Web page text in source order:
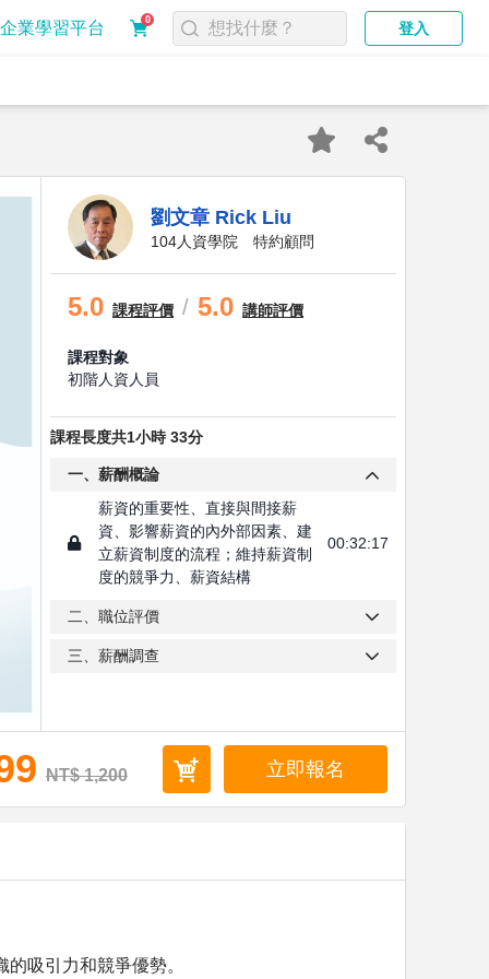
企業學習平台 0
登入
劉文章 Rick Liu
104人資學院 特約顧問
5.0 課程評價 / 5.0 講師評價
課程對象
初階人資人員
課程長度共1小時 33分
一、薪酬概論
薪資的重要性、直接與間接薪
資、影響薪資的內外部因素、建
立薪資制度的流程；維持薪資制
度的競爭力、薪資結構
00:32:17
二、職位評價
三、薪酬調查
NT$ 1,200 立即報名
吸引力和競爭優勢。